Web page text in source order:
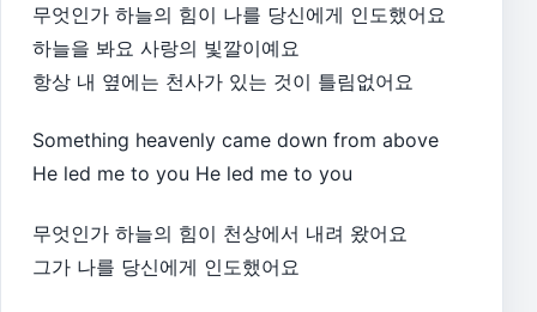
무엇인가 하늘의 힘이 나를 당신에게 인도했어요
하늘을 봐요 사랑의 빛깔이예요
항상 내 옆에는 천사가 있는 것이 틀림없어요
Something heavenly came down from above
He led me to you He led me to you
무엇인가 하늘의 힘이 천상에서 내려 왔어요
그가 나를 당신에게 인도했어요